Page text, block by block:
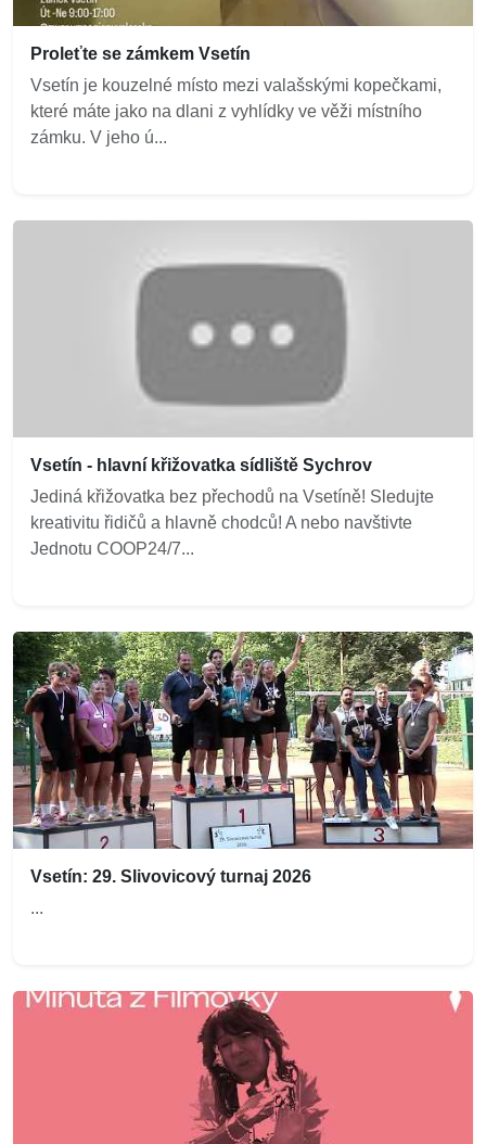
Proleťte se zámkem Vsetín
Vsetín je kouzelné místo mezi valašskými kopečkami,
které máte jako na dlani z vyhlídky ve věži místního
zámku. V jeho ú...
Vsetín - hlavní křižovatka sídliště Sychrov
Jediná křižovatka bez přechodů na Vsetíně! Sledujte
kreativitu řidičů a hlavně chodců! A nebo navštivte
Jednotu COOP24/7...
Vsetín: 29. Slivovicový turnaj 2026
...